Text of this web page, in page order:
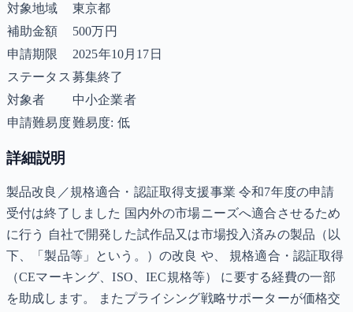
対象地域
東京都
補助金額
500万円
申請期限
2025年10月17日
ステータス 募集終了
対象者
中小企業者
申請難易度難易度: 低
詳細説明
製品改良／規格適合・認証取得支援事業 令和7年度の申請
受付は終了しました 国内外の市場ニーズへ適合させるため
に行う 自社で開発した試作品又は市場投入済みの製品（以
下、「製品等」という。）の改良 や、 規格適合・認証取得
（CEマーキング、ISO、IEC規格等） に要する経費の一部
を助成します。 またプライシング戦略サポーターが価格交